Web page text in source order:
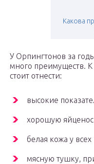
Какова
У Орпингтонов за
много преимуществ.
стоит отнести:
высокие
хорошую
белая кожа у
мясную тушку,